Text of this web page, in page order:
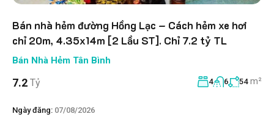
Bán nhà hẻm đường Hồng Lạc – Cách hẻm xe hơi
chỉ 20m, 4.35x14m [2 Lầu ST]. Chỉ 7.2 tỷ TL
Bán Nhà Hẻm Tân Bình
7.2 Tỷ 4 6 54 m²
Ngày đăng: 07/08/2026